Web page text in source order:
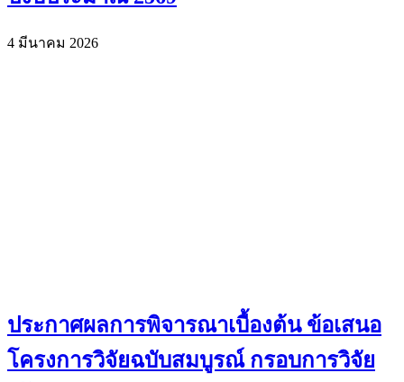
4 มีนาคม 2026
ประกาศผลการพิจารณาเบื้องต้น ข้อเสนอ
โครงการวิจัยฉบับสมบูรณ์ กรอบการวิจัย